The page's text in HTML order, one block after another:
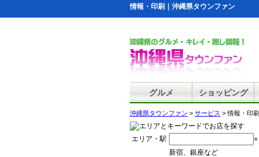
情報・印刷｜沖縄県タウンファン
グルメ ショッピング
沖縄県タウンファン > サービス > 情報・印刷
エリア・駅 ×
新宿、銀座など